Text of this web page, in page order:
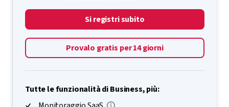
Si registri subito
Provalo gratis per 14 giorni
Tutte le funzionalità di Business, più: